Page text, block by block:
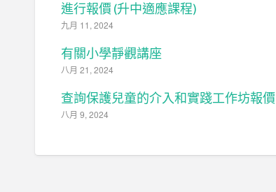
進行報價 (升中適應課程)
九月 11, 2024
有關小學靜觀講座
八月 21, 2024
查詢保護兒童的介入和實踐工作坊報價
八月 9, 2024